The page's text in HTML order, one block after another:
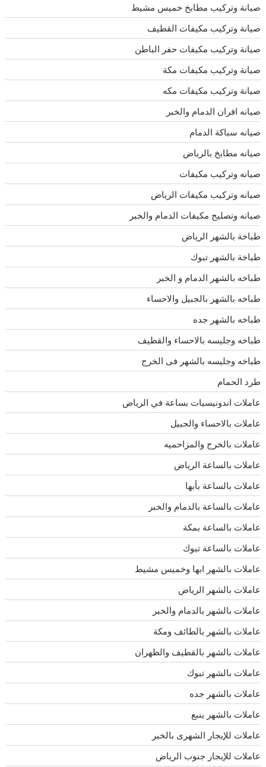
صيانة وتركيب مطابخ خميس مشيط
صيانة وتركيب مكيفات القطيف
صيانة وتركيب مكيفات حفر الباطن
صيانة وتركيب مكيفات مكة
صيانة وتركيب مكيفات مكه
صيانه افران الدمام والخبر
صيانه سباكة الدمام
صيانه مطابخ بالرياض
صيانه وتركيب مكيفات
صيانه وتركيب مكيفات الرياض
صيانه وتصليح مكيفات الدمام والخبر
طباخة بالشهر الرياض
طباخة بالشهر تبوك
طباخه بالشهر الدمام و الخبر
طباخه بالشهر بالجبيل والاحساء
طباخه بالشهر جده
طباخه وجليسه بالاحساء والقطيف
طباخه وجليسه بالشهر فى الخرج
طرد الحمام
عاملات اندونيسيات بساعة في الرياض
عاملات بالاحساء والجبيل
عاملات بالخرج والمزاحميه
عاملات بالساعة الرياض
عاملات بالساعة بأبها
عاملات بالساعة بالدمام والخبر
عاملات بالساعة بمكة
عاملات بالساعة تبوك
عاملات بالشهر ابها وخميس مشيط
عاملات بالشهر الرياض
عاملات بالشهر بالدمام والخبر
عاملات بالشهر بالطائف ومكة
عاملات بالشهر بالقطيف والظهران
عاملات بالشهر تبوك
عاملات بالشهر جده
عاملات بالشهر ينبع
عاملات للإيجار الشهرى بالخبر
عاملات للإيجار جنوب الرياض